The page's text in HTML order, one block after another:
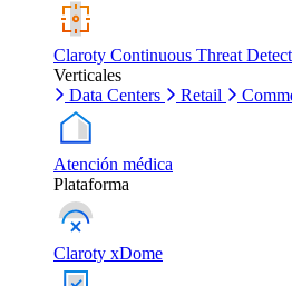
Claroty Continuous Threat
Verticales
Data Centers
Retail
Atención médica
Plataforma
Claroty xDome